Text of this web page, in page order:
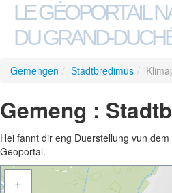
LE GÉOPORTAIL
DU GRAND-
Gemengen / Stadtbredimus /
Gemeng :
Hei fannt dir eng Duerstellung vun
Geoportal.
+